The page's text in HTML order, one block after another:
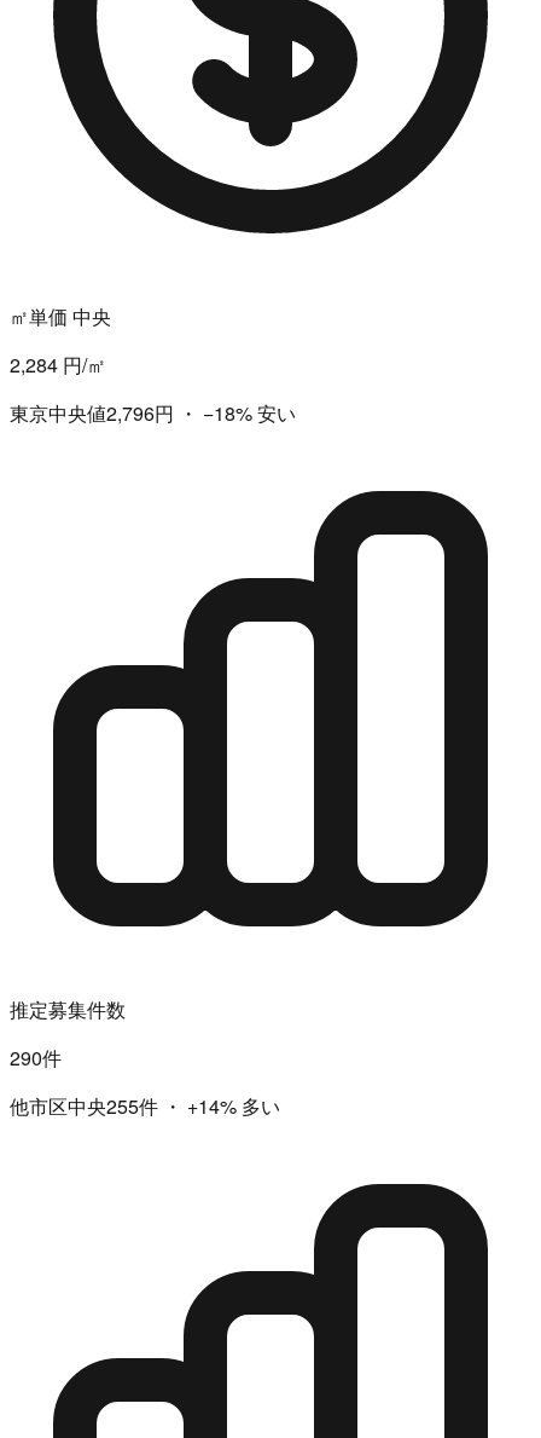
㎡単価 中央
2,284 円/㎡
東京中央値2,796円 ・ −18%安い
推定募集件数
290件
他市区中央255件 ・ +14% 多い